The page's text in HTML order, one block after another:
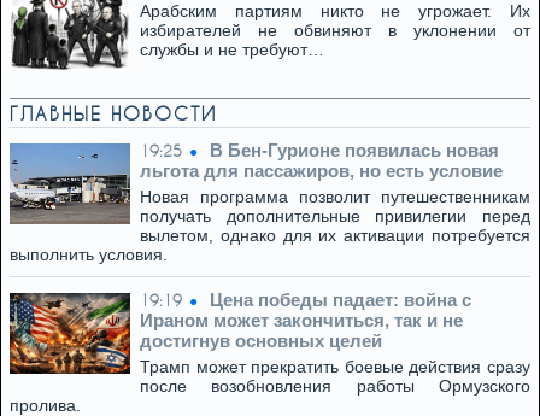
Арабским партиям никто не угрожает. Их
избирателей не обвиняют в уклонении от
службы и не требуют…
ГЛАВНЫЕ НОВОСТИ
19:25
В Бен-Гурионе появилась новая
льгота для пассажиров, но есть условие
Новая программа позволит путешественникам
получать дополнительные привилегии перед
вылетом, однако для их активации потребуется
выполнить условия.
19:19
Цена победы падает: война с
Ираном может закончиться, так и не
достигнув основных целей
Трамп может прекратить боевые действия сразу
после возобновления работы Ормузского
пролива.